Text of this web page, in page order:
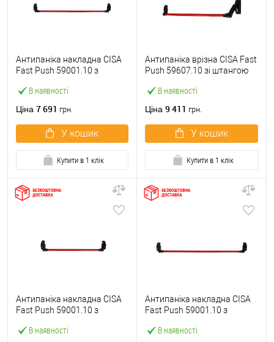
В наявності
Антипаніка накладна CISA
Fast Push 59001.10 з
мм червона
Ціна 7 691 грн.
У кошик
Купити в 1 клік
В наявності
Антипаніка врізна CISA Fast
Push 59607.10 зі штангою
Ціна 9 411 грн.
У кошик
Купити в 1 клік
В наявності
Антипаніка накладна CISA
Fast Push 59001.10 з
червона
В наявності
Антипаніка накладна CISA
Fast Push 59001.10 з
мм червона